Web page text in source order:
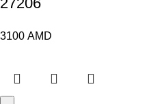
3100 AMD